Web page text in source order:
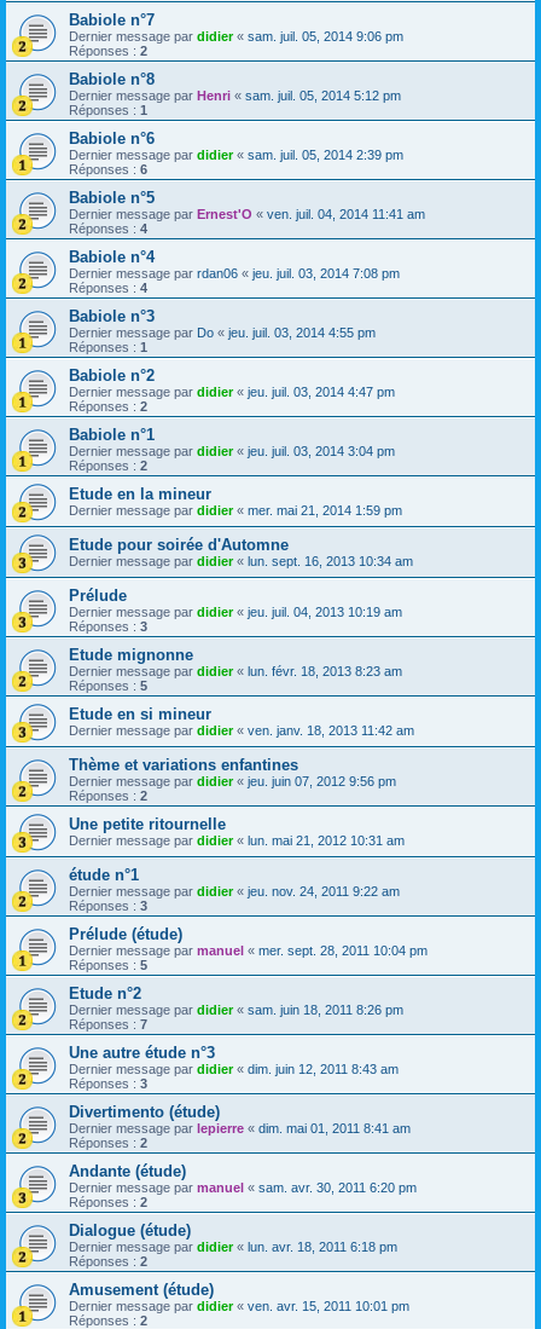
Babiole n°7
Dernier message par didier« sam. juil. 05, 2014 9:06 pm
Réponses : 2
Babiole n°8
Dernier message par Henri « sam. juil. 05, 2014 5:12 pm
Réponses : 1
Babiole n°6
Dernier message par didier« sam. juil. 05, 2014 2:39 pm
Réponses : 6
Babiole n°5
Dernier message par Ernest'O « ven. juil. 04, 2014 11:41 am
Réponses : 4
Babiole n°4
Dernier message par rdan06 « jeu. juil. 03, 2014 7:08 pm
Réponses : 4
Babiole n°3
Dernier message par Do « jeu. juil. 03, 2014 4:55 pm
Réponses : 1
Babiole n°2
Dernier message par didier« jeu. juil. 03, 2014 4:47 pm
Réponses : 2
Babiole n°1
Dernier message par didier« jeu. juil. 03, 2014 3:04 pm
Réponses : 2
Etude en la mineur
Dernier message par didier« mer. mai 21, 2014 1:59 pm
Etude pour soirée d'Automne
Dernier message par didier« lun. sept. 16, 2013 10:34 am
Prélude
Dernier message par didier« jeu. juil. 04, 2013 10:19 am
Réponses : 3
Etude mignonne
Dernier message par didier« lun. févr. 18, 2013 8:23 am
Réponses : 5
Etude en si mineur
Dernier message par didier« ven. janv. 18, 2013 11:42 am
Thème et variations enfantines
Dernier message par didier« jeu. juin 07, 2012 9:56 pm
Réponses : 2
Une petite ritournelle
Dernier message par didier« lun. mai 21, 2012 10:31 am
étude n°1
Dernier message par didier« jeu. nov. 24, 2011 9:22 am
Réponses : 3
Prélude (étude)
Dernier message par manuel « mer. sept. 28, 2011 10:04 pm
Réponses : 5
Etude n°2
Dernier message par didier« sam. juin 18, 2011 8:26 pm
Réponses : 7
Une autre étude n°3
Dernier message par didier« dim. juin 12, 2011 8:43 am
Réponses : 3
Divertimento (étude)
Dernier message par lepierre « dim. mai 01, 2011 8:41 am
Réponses : 2
Andante (étude)
Dernier message par manuel « sam. avr. 30, 2011 6:20 pm
Réponses : 2
Dialogue (étude)
Dernier message par didier« lun. avr. 18, 2011 6:18 pm
Réponses : 2
Amusement (étude)
Dernier message par didier« ven. avr. 15, 2011 10:01 pm
Réponses : 2